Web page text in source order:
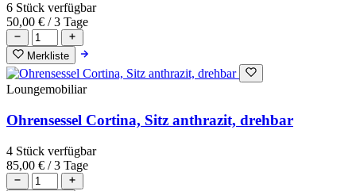
6 Stück verfügbar
50,00 € / 3 Tage
Merkliste
Loungemobiliar
Ohrensessel Cortina, Sitz anthrazit, drehbar
4 Stück verfügbar
85,00 € / 3 Tage